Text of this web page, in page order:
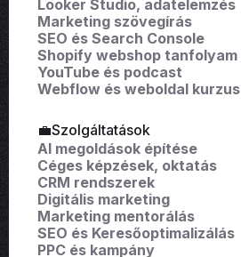
Looker Studio, adatelemzés
Marketing szövegírás
SEO és Search Console
Shopify webshop tanfolyam
YouTube és podcast
Webflow és weboldal kurzus
💼Szolgáltatások
AI megoldások építése
Céges képzések, oktatás
CRM rendszerek
Digitális marketing
Marketing mentorálás
SEO és Keresőoptimalizálás
PPC és kampány